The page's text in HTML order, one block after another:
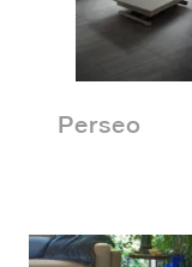
Perseo